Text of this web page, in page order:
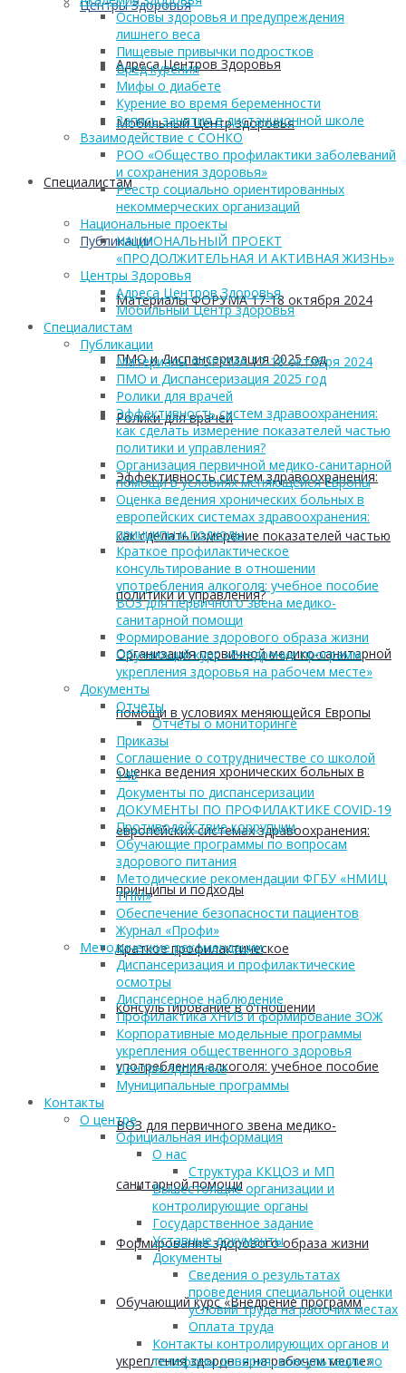
Центры Здоровья
Адреса Центров Здоровья
Мобильный Центр здоровья
Cпециалистам
Публикации
Материалы ФОРУМА 17-18 октября 2024
ПМО и Диспансеризация 2025 год
Ролики для врачей
Эффективность систем здравоохранения:
как сделать измерение показателей частью
политики и управления?
Организация первичной медико-санитарной
помощи в условиях меняющейся Европы
Оценка ведения хронических больных в
европейских системах здравоохранения:
принципы и подходы
Краткое профилактическое
консультирование в отношении
употребления алкоголя: учебное пособие
ВОЗ для первичного звена медико-
санитарной помощи
Формирование здорового образа жизни
Обучающий курс «Внедрение программ
укрепления здоровья на рабочем месте»
Основы здоровья и предупреждения
лишнего веса
Пищевые привычки подростков
Вред курения
Мифы о диабете
Курение во время беременности
Запись занятия в дистанционной школе
Взаимодействие с СОНКО
РОО «Общество профилактики заболеваний
и сохранения здоровья»
Реестр социально ориентированных
некоммерческих организаций
Национальные проекты
НАЦИОНАЛЬНЫЙ ПРОЕКТ
«ПРОДОЛЖИТЕЛЬНАЯ И АКТИВНАЯ ЖИЗНЬ»
Центры Здоровья
Адреса Центров Здоровья
Мобильный Центр здоровья
Cпециалистам
Публикации
Материалы ФОРУМА 17-18 октября 2024
ПМО и Диспансеризация 2025 год
Ролики для врачей
Эффективность систем здравоохранения:
как сделать измерение показателей частью
политики и управления?
Организация первичной медико-санитарной
помощи в условиях меняющейся Европы
Оценка ведения хронических больных в
европейских системах здравоохранения:
принципы и подходы
Краткое профилактическое
консультирование в отношении
употребления алкоголя: учебное пособие
ВОЗ для первичного звена медико-
санитарной помощи
Формирование здорового образа жизни
Обучающий курс «Внедрение программ
укрепления здоровья на рабочем месте»
Документы
Отчеты
Отчеты о мониторинге
Приказы
Соглашение о сотрудничестве со школой
149
Документы по диспансеризации
ДОКУМЕНТЫ ПО ПРОФИЛАКТИКЕ COVID-19
Противодействие коррупции
Обучающие программы по вопросам
здорового питания
Методические рекомендации ФГБУ «НМИЦ
ТПМ»
Обеспечение безопасности пациентов
Журнал «Профи»
Методические рекомендации
Диспансеризация и профилактические
осмотры
Диспансерное наблюдение
Профилактика ХНИЗ и формирование ЗОЖ
Корпоративные модельные программы
укрепления общественного здоровья
Центры здоровья
Муниципальные программы
Контакты
О центре
Официальная информация
О нас
Структура ККЦОЗ и МП
Вышестоящие организации и
контролирующие органы
Государственное задание
Уставные документы
Документы
Сведения о результатах
проведения специальной оценки
условий труда на рабочих местах
Оплата труда
Контакты контролирующих органов и
телефоны доверия, консультации по